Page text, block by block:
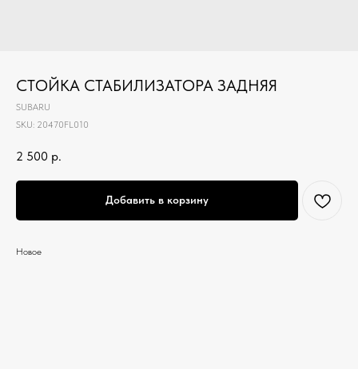
СТОЙКА СТАБИЛИЗАТОРА ЗАДНЯЯ
SUBARU
SKU: 20470FL010
2 500 р.
Добавить в корзину
Новое